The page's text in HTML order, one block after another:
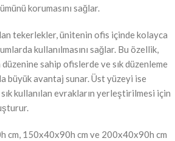
korumasını sağlar.
tekerlekler, ünitenin ofis içinde kolayca
kullanılmasını sağlar. Bu özellik,
sahip ofislerde ve sık düzenleme
büyük avantaj sunar. Üst yüzeyi ise
kullanılan evrakların yerleştirilmesi için
cm, 150x40x90h cm ve 200x40x90h cm